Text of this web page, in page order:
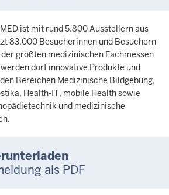
ist mit rund 5.800 Ausstellern aus
83.000 Besucherinnen und Besuchern
größten medizinischen Fachmessen
dort innovative Produkte und
Bereichen Medizinische Bildgebung,
Health-IT, mobile Health sowie
und medizinische
als PDF